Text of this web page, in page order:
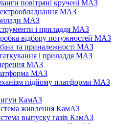
повітряні кручені МАЗ
МАЗ
МАЗ
і приладдя МАЗ
відбору потужностей МАЗ
та приналежності МАЗ
і приладдя МАЗ
МАЗ
МАЗ
підйому платформи МАЗ
КамАЗ
живлення КамАЗ
выпуску газів КамАЗ